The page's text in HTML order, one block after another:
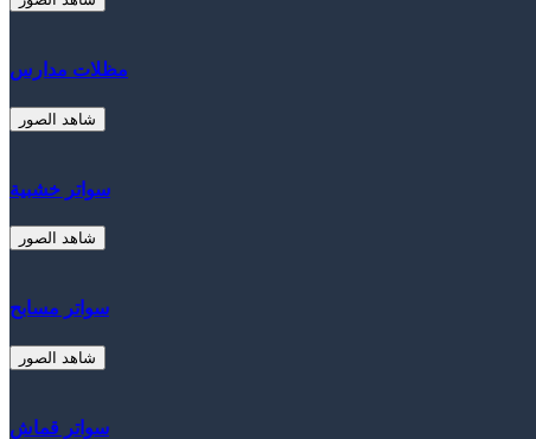
مظلات مدارس
شاهد الصور
سواتر خشبية
شاهد الصور
سواتر مسابح
شاهد الصور
سواتر قماش